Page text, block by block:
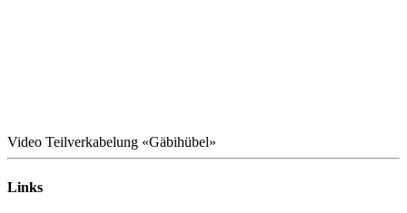
Video Teilverkabelung «Gäbihübel»
Links